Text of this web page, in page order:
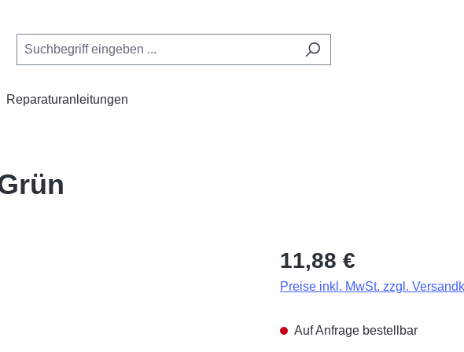
Reparaturanleitungen
Regulärer Preis:
11,88 €
Preise inkl. MwSt. zzgl.
Auf Anfrage bestellbar